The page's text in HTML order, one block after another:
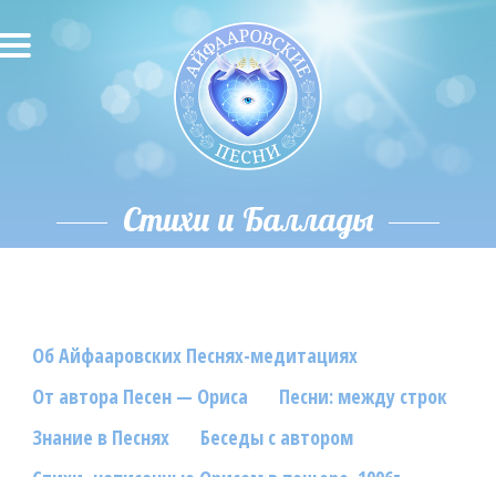
О песнях
Исполнители
Новости
Скачать
Контакты
Стихи и Баллады
Об Айфааровских Песнях-медитациях
От автора Песен — Ориса
Песни: между строк
Знание в Песнях
Беседы с автором